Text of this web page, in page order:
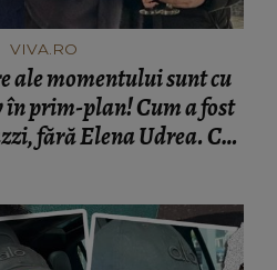
VIVA.RO
momentului sunt cu
prim-plan! Cum a fost
fără Elena Udrea. Cu